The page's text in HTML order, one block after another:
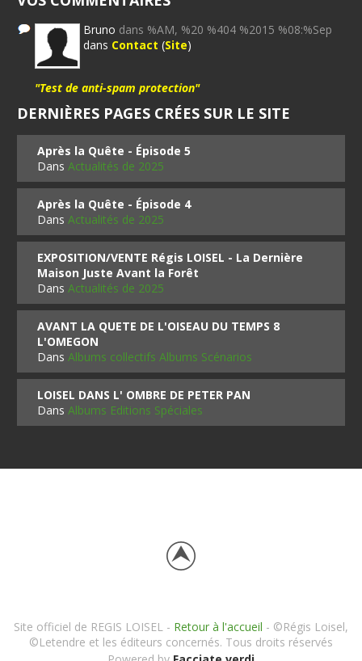
Bruno dans %AM, %20 %404 %2015 %08:%Sep
dans Contact (Site)
"Test de anti-spam protection"
DERNIÈRES PAGES CRÉES SUR LE SITE
Après la Quête - Épisode 5
DansActualités de 2025
Après la Quête - Épisode 4
DansActualités de 2025
EXPOSITION/VENTE Régis LOISEL - La Dernière
Maison Juste Avant la Forêt
DansActualités de 2025
AVANT LA QUETE DE L'OISEAU DU TEMPS 8
L'OMEGON
DansAlbums collectifs Albums Scénarios
LOISEL DANS L' OMBRE DE PETER PAN
DansAlbums Editions Spéciales
Site officiel de REGIS LOISEL - Retour à l'accueil - ©Régis Loisel,
©Letendre et les éditeurs concernés. Tous droits réservés